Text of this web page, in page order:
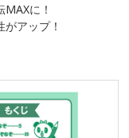
に！
アップ！